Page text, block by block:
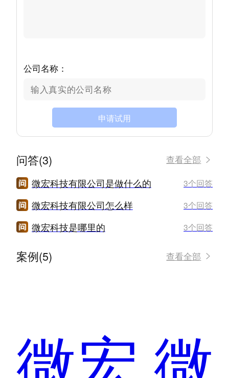
公司名称：
申请试用
问答(3) 查看全部
微宏科技有限公司是做什么的 3个回答
微宏科技有限公司怎么样 3个回答
微宏科技是哪里的 3个回答
案例(5) 查看全部
微宏